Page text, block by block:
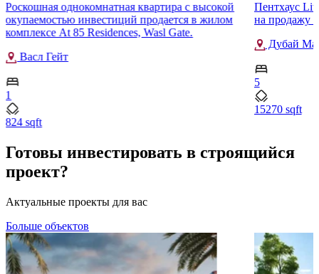
Роскошная однокомнатная квартира с высокой
окупаемостью инвестиций продается в жилом
комплексе At 85 Residences, Wasl Gate.
Васл Гейт
1
824 sqft
Пентхаус
на продажу
Дубай
5
15270 sqft
Готовы инвестировать в строящийся
проект?
Актуальные проекты для вас
Больше объектов